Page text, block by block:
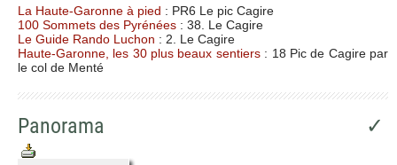
La Haute-Garonne à pied : PR6 Le pic Cagire
100 Sommets des Pyrénées : 38. Le Cagire
Le Guide Rando Luchon : 2. Le Cagire
Haute-Garonne, les 30 plus beaux sentiers: 18 Pic de Cagire par
le col de Menté
Panorama ✓